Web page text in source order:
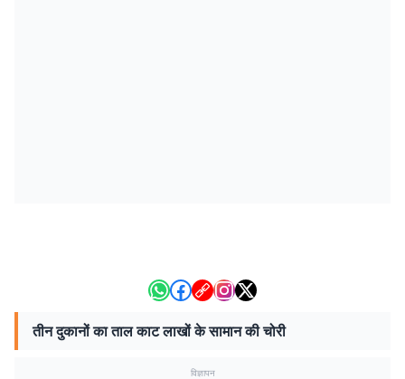
तीन दुकानों का ताल काट लाखों के सामान की चोरी
विज्ञापन